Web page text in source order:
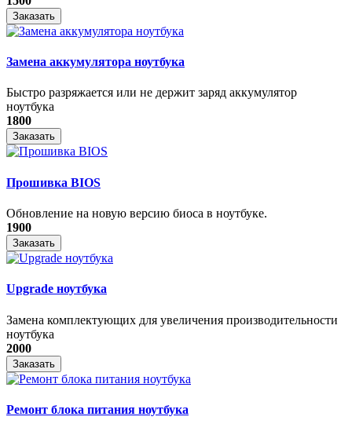
Заказать
Замена аккумулятора ноутбука
Быстро разряжается или не держит заряд аккумулятор
ноутбука
1800
Заказать
Прошивка BIOS
Обновление на новую версию биоса в ноутбуке.
1900
Заказать
Upgrade ноутбука
Замена комплектующих для увеличения производительности
ноутбука
2000
Заказать
Ремонт блока питания ноутбука